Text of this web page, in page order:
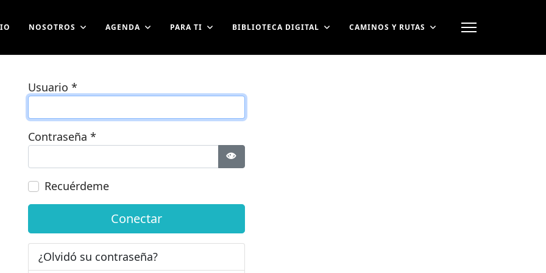
NOSOTROS AGENDA PARA TI BIBLIOTECA DIGITAL CAMINOS Y RUTAS
Usuario *
Contraseña *
Mostrar contraseña
Recuérdeme
Conectar
¿Olvidó su contraseña?